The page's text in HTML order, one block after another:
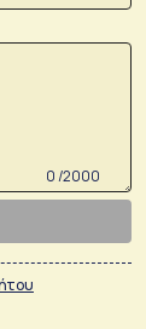
0 /2000